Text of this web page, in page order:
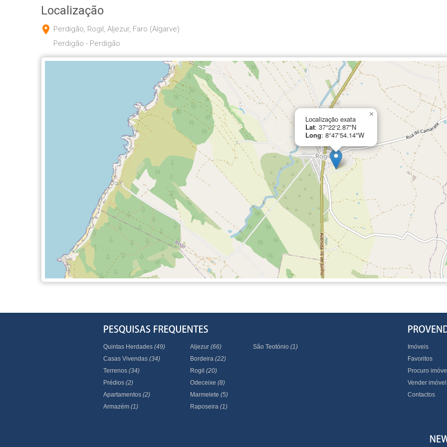
Localização
Perdigão, Rogil, Aljezur, Faro (Algarve)
Perdigão - Perdigão
Localização exata
Lat: 37°22‘2.87"N
Long: 8°47‘54.14"W
×
Quintas Herdades (49)
Casas Vivendas (34)
Terrenos (34)
Prédios (2)
Apartamentos (2)
Armazém (1)
Aljezur (66)
Bordeira (22)
Rogil (20)
Odeceixe (8)
Marmelete (5)
Raposeira (1)
São Teotónio (1)
Imóveis
Favoritos
Procuro
Vender imóvel
Contactos